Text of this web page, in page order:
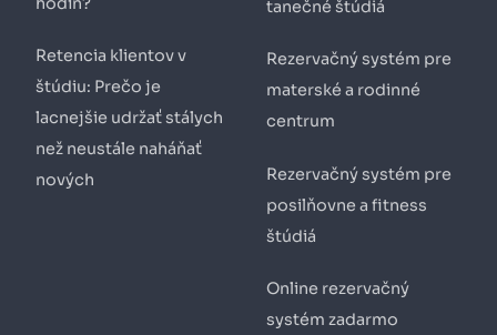
Retencia klientov v
štúdiu: Prečo je
lacnejšie udržať stálych
než neustále naháňať
nových
tanečné štúdiá
Rezervačný systém pre
materské a rodinné
centrum
Rezervačný systém pre
posilňovne a fitness
štúdiá
Online rezervačný
systém zadarmo